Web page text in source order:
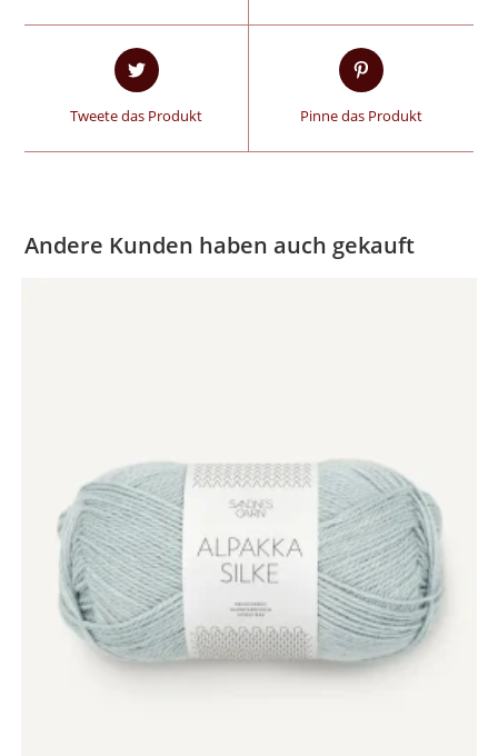
Tweete das Produkt Pinne das Produkt
Andere Kunden haben auch gekauft